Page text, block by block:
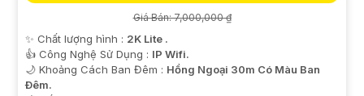
Giá Bán: 7,000,000 ₫
✨ Chất lượng hình : 2K Lite .
👍 Công Nghệ Sử Dụng : IP Wifi.
🌙 Khoảng Cách Ban Đêm : Hồng Ngoại 30m Có Màu Ban
Ðêm.